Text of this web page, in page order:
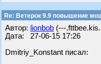
Re: Ветерок 9.9 повышение
Автор: lionbob (---
Дата: 27-06-15 17:26
Dmitriy_Konstant писал: